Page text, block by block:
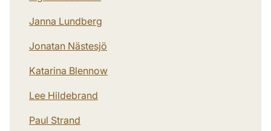
Janna Lundberg
Jonatan Nästesjö
Katarina Blennow
Lee Hildebrand
Paul Strand